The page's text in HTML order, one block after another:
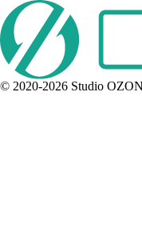
© 2020-2026 Studio OZON